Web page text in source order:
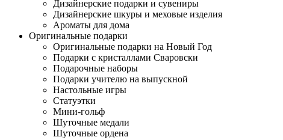
Дизайнерские подарки и сувениры
Дизайнерские шкуры и меховые изделия
Ароматы для дома
Оригинальные подарки
Оригинальные подарки на Новый Год
Подарки с кристаллами Сваровски
Подарочные наборы
Подарки учителю на выпускной
Настольные игры
Статуэтки
Мини-гольф
Шуточные медали
Шуточные ордена